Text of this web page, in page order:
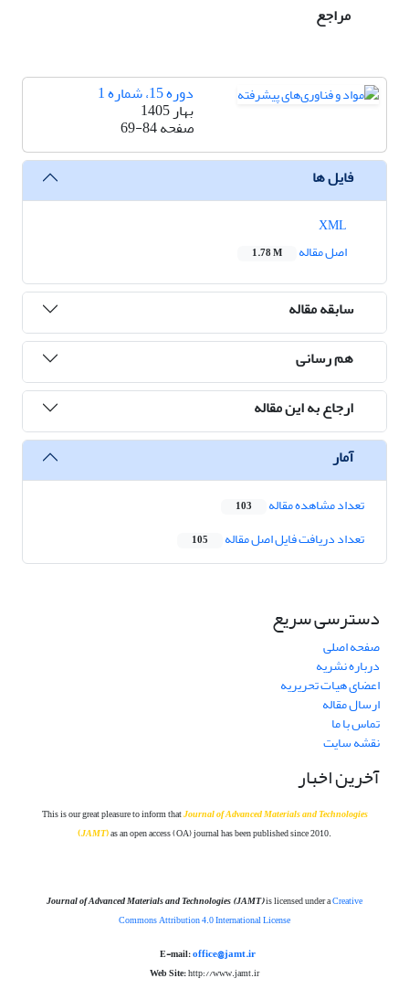
مراجع
دوره 15، شماره 1
بهار 1405
صفحه69-84
فایل ها
اصل مقاله
1.78 M
سابقه مقاله
هم رسانی
ارجاع به این مقاله
آمار
تعداد مشاهده مقاله 103
تعداد دریافت فایل اصل مقاله 105
دسترسی سریع
صفحه اصلی
درباره نشریه
اعضای هیات تحریریه
ارسال مقاله
تماس با ما
نقشه سایت
آخرین اخبار
This is our great pleasure to inform thatJournal of Advanced Materials and Technologies
(JAMT)as an open access (OA) journal has been published since 2010.
Journal of Advanced Materials and Technologies(JAMT)is licensed under aCreative
Commons Attribution 4.0 International License
E-mail:office@jamt.ir
Web Site:http://www.jamt.ir